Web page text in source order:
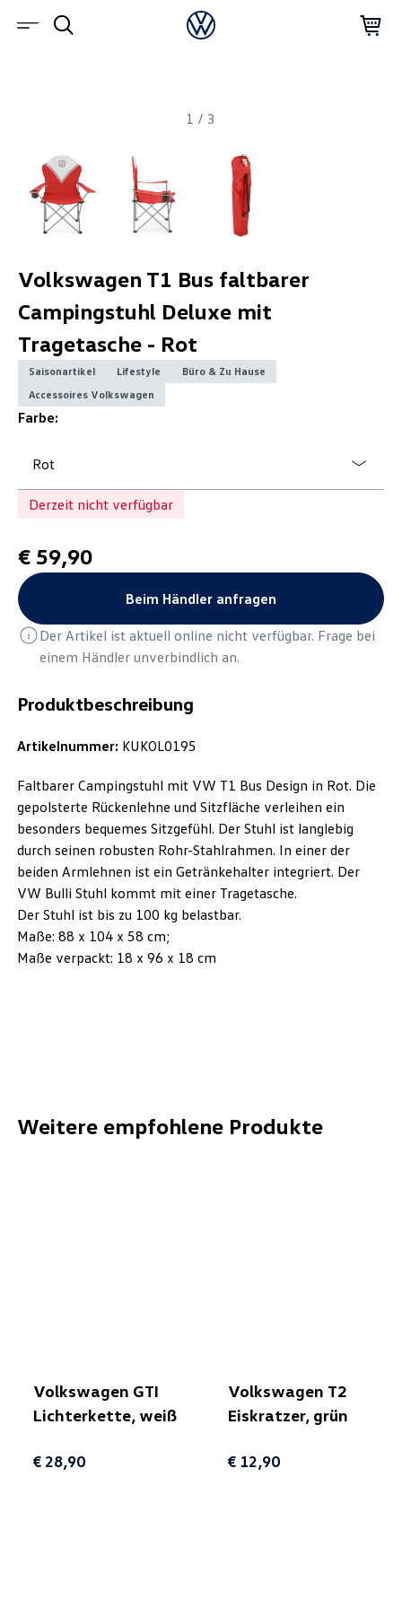
1 / 3
Produktbeschreibung
Artikelnummer: KUKOL0195
Faltbarer Campingstuhl mit VW T1 Bus Design in Rot. Die
gepolsterte Rückenlehne und Sitzfläche verleihen ein
besonders bequemes Sitzgefühl. Der Stuhl ist langlebig
durch seinen robusten Rohr-Stahlrahmen. In einer der
beiden Armlehnen ist ein Getränkehalter integriert. Der
VW Bulli Stuhl kommt mit einer Tragetasche.
Der Stuhl ist bis zu 100 kg belastbar.
Maße: 88 x 104 x 58 cm;
Maße verpackt: 18 x 96 x 18 cm
Volkswagen T1 Bus faltbarer
Campingstuhl Deluxe mit
Tragetasche - Rot
Saisonartikel Lifestyle
Büro & Zu Hause
Accessoires Volkswagen
Farbe:
Rot
Derzeit nicht verfügbar
€ 59,90
Beim Händler anfragen
Der Artikel ist aktuell online nicht verfügbar. Frage bei
einem Händler unverbindlich an.
Weitere empfohlene Produkte
Volkswagen GTI
Lichterkette, weiß
€ 28,90
Volkswagen T2
Eiskratzer, grün
€ 12,90